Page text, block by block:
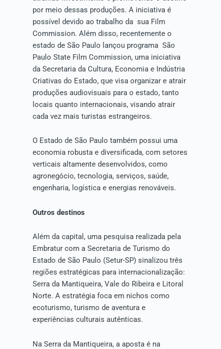
por meio dessas produções. A iniciativa é
possível devido ao trabalho da sua Film
Commission. Além disso, recentemente o
estado de São Paulo lançou programa São
Paulo State Film Commission, uma iniciativa
da Secretaria da Cultura, Economia e Indústria
Criativas do Estado, que visa organizar e atrair
produções audiovisuais para o estado, tanto
locais quanto internacionais, visando atrair
cada vez mais turistas estrangeiros.
O Estado de São Paulo também possui uma
economia robusta e diversificada, com setores
verticais altamente desenvolvidos, como
agronegócio, tecnologia, serviços, saúde,
engenharia, logística e energias renováveis.
Outros destinos
Além da capital, uma pesquisa realizada pela
Embratur com a Secretaria de Turismo do
Estado de São Paulo (Setur-SP) sinalizou três
regiões estratégicas para internacionalização:
Serra da Mantiqueira, Vale do Ribeira e Litoral
Norte. A estratégia foca em nichos como
ecoturismo, turismo de aventura e
experiências culturais autênticas.
Na Serra da Mantiqueira, a aposta é na